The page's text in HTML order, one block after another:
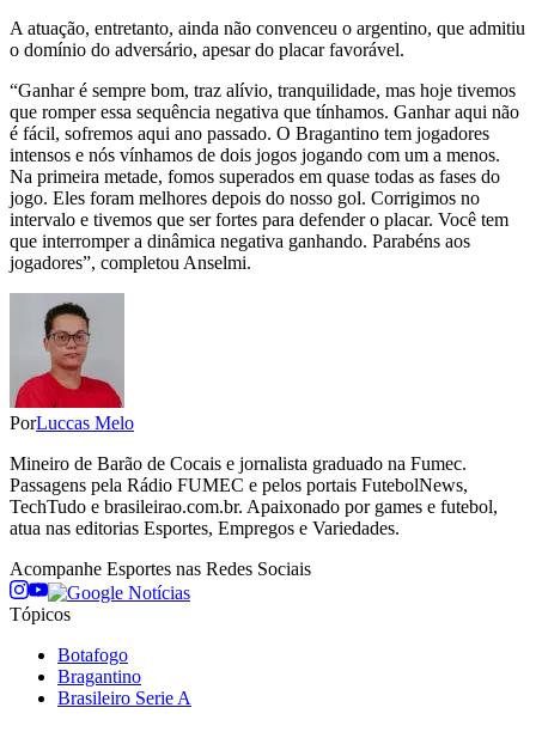
A atuação, entretanto, ainda não convenceu o argentino, que admitiu
o domínio do adversário, apesar do placar favorável.
“Ganhar é sempre bom, traz alívio, tranquilidade, mas hoje tivemos
que romper essa sequência negativa que tínhamos. Ganhar aqui não
é fácil, sofremos aqui ano passado. O Bragantino tem jogadores
intensos e nós vínhamos de dois jogos jogando com um a menos.
Na primeira metade, fomos superados em quase todas as fases do
jogo. Eles foram melhores depois do nosso gol. Corrigimos no
intervalo e tivemos que ser fortes para defender o placar. Você tem
que interromper a dinâmica negativa ganhando. Parabéns aos
jogadores”, completou Anselmi.
PorLuccas Melo
Mineiro de Barão de Cocais e jornalista graduado na Fumec.
Passagens pela Rádio FUMEC e pelos portais FutebolNews,
TechTudo e brasileirao.com.br. Apaixonado por games e futebol,
atua nas editorias Esportes, Empregos e Variedades.
Acompanhe Esportes nas Redes Sociais
Tópicos
Botafogo
Bragantino
Brasileiro Serie A